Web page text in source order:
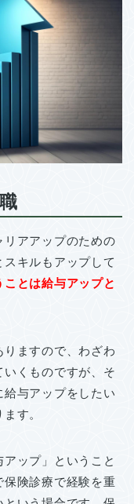
リアアップのための
キルもアップして
とは給与アップと
ますので、わざわ
くものですが、そ
与アップをしたい
す。
ップ」ということ
険診療で経験を重